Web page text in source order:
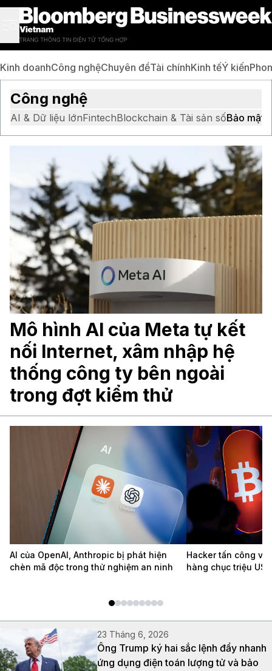
Kinh doanhCông nghệChuyên đềTài chínhKinh tếÝ kiến
Công nghệ
AI & Dữ liệu lớnFintechBlockchain & Tài sản sốBảo mật
23 Tháng 6, 2026
Ông Trump ký hai sắc lệnh đẩy nhanh
ứng dụng điện toán lượng tử và bảo
AI của OpenAI, Anthropic bị phát hiện
chèn mã độc trong thử nghiệm an ninh
Hacker tấn công ví
hàng chục triệu
Mô hình AI của Meta tự kết
nối Internet, xâm nhập hệ
thống công ty bên ngoài
trong đợt kiểm thử